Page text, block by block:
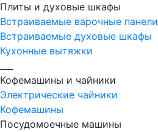
Плиты и духовые шкафы
Встраиваемые варочные панели
Встраиваемые духовые шкафы
Кухонные вытяжки
Кофемашины и чайники
Электрические чайники
Кофемашины
Посудомоечные машины